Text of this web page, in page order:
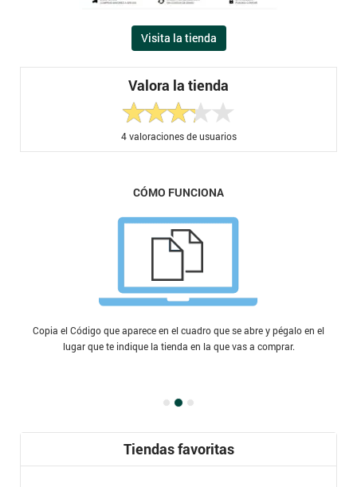
Visita la tienda
Valora la tienda
4valoraciones de usuarios
CÓMO FUNCIONA
Copia el Código que aparece en el cuadro que se abre y pégalo en el
lugar que te indique la tienda en la que vas a comprar.
Tiendas favoritas